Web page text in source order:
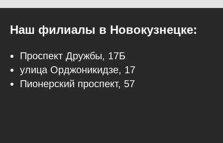
Наш филиалы в Новокузнецке:
Проспект Дружбы, 17Б
улица Орджоникидзе, 17
Пионерский проспект, 57